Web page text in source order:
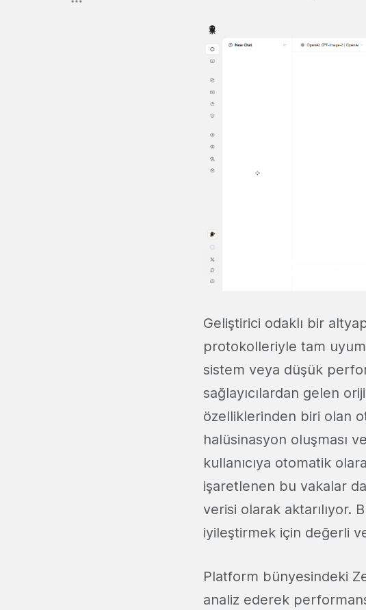
Geliştirici odaklı bir
protokolleriyle tam uyum
sistem veya düşük
sağlayıcılardan gelen
özelliklerinden biri olan
halüsinasyon oluşması
kullanıcıya otomatik
işaretlenen bu vakalar
verisi olarak aktarılıyor.
iyileştirmek için değerli
Platform bünyesindeki
analiz ederek